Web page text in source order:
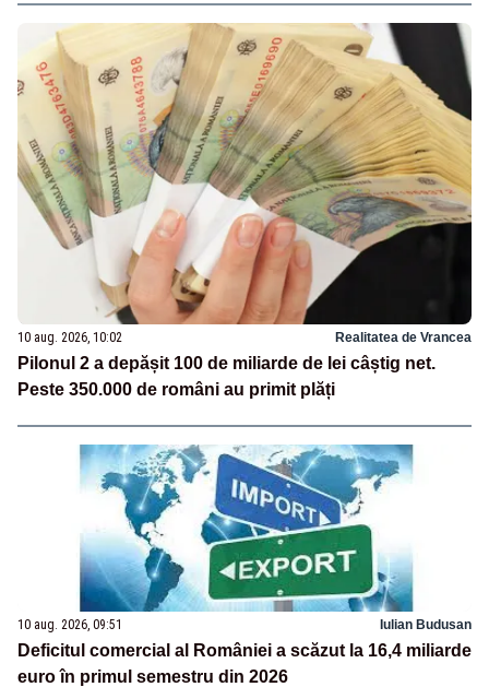
10 aug. 2026, 10:02 Realitatea de Vrancea
Pilonul 2 a depășit 100 de miliarde de lei câștig net.
Peste 350.000 de români au primit plăți
10 aug. 2026, 09:51 Iulian Budusan
Deficitul comercial al României a scăzut la 16,4 miliarde
euro în primul semestru din 2026